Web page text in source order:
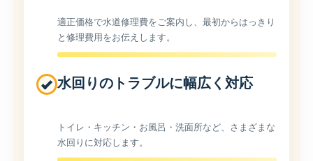
適正価格で水道修理費をご案内し、最初からはっきり
と修理費用をお伝えします。
水回りのトラブルに幅広く対応
トイレ・キッチン・お風呂・洗面所など、さまざまな
水回りに対応します。